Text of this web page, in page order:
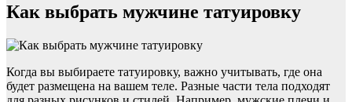
Как выбрать мужчине татуировку
Когда вы выбираете татуировку, важно учитывать, где она
будет размещена на вашем теле. Разные части тела подходят